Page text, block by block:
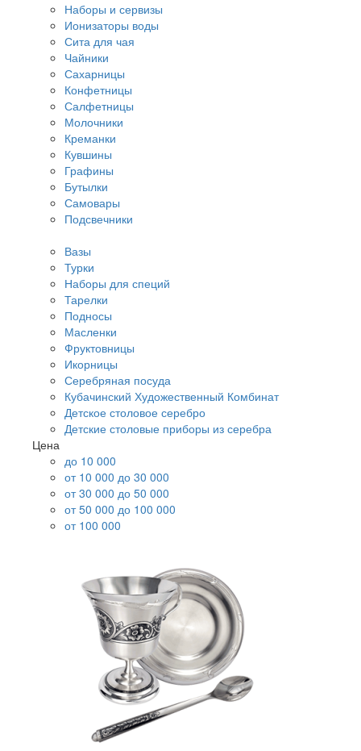
Наборы и сервизы
Ионизаторы воды
Сита для чая
Чайники
Сахарницы
Конфетницы
Салфетницы
Молочники
Креманки
Кувшины
Графины
Бутылки
Самовары
Подсвечники
Вазы
Турки
Наборы для специй
Тарелки
Подносы
Масленки
Фруктовницы
Икорницы
Серебряная посуда
Кубачинский Художественный Комбинат
Детское столовое серебро
Детские столовые приборы из серебра
Цена
до 10 000
от 10 000 до 30 000
от 30 000 до 50 000
от 50 000 до 100 000
от 100 000